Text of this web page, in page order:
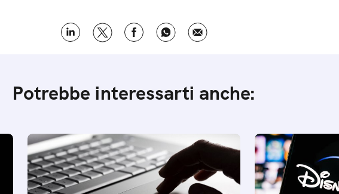
Potrebbe interessarti anche: